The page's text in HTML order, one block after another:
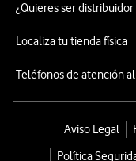
¿Quieres ser distribuidor
Localiza tu tienda física
Teléfonos de atención
Aviso Legal
Política